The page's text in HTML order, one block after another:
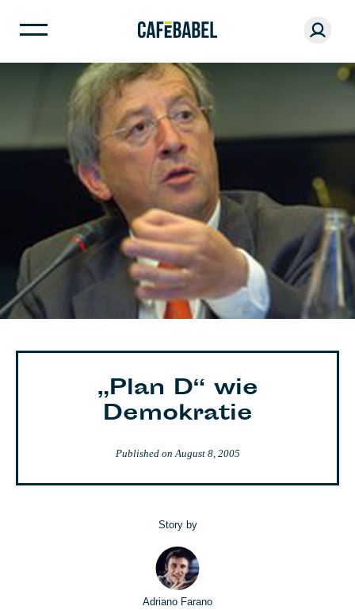
„Plan D“ wie
Demokratie
Published on August 8, 2005
Story by
Adriano Farano